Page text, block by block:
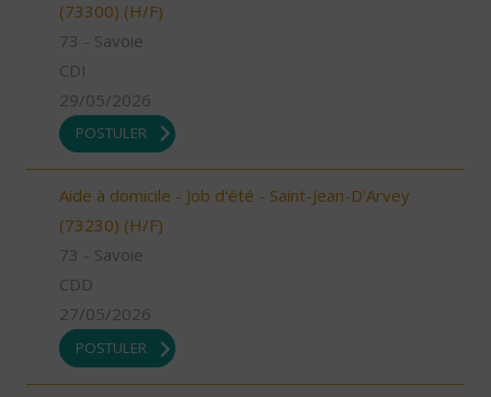
(73300) (H/F)
73 - Savoie
CDI
29/05/2026
POSTULER
Aide à domicile - Job d'été - Saint-Jean-D'Arvey
(73230) (H/F)
73 - Savoie
CDD
27/05/2026
POSTULER